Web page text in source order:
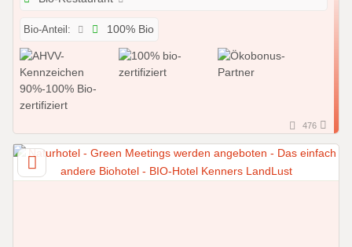
Bio-Anteil: 100% Bio
476